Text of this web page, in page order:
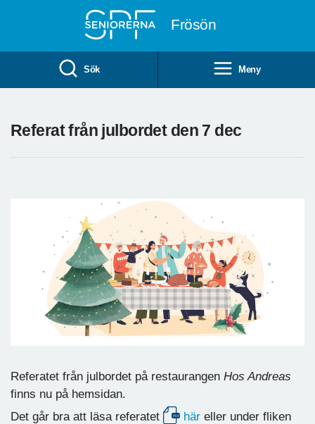
Frösön
Sök Meny
Referat från julbordet den 7 dec
Referatet från julbordet på restaurangen Hos Andreas
finns nu på hemsidan.
Det går bra att läsa referatet
här eller under fliken